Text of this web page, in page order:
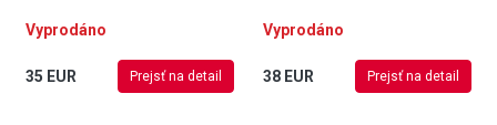
Vyprodáno
35 EUR Prejsť na detail
Vyprodáno
38 EUR Prejsť na detail